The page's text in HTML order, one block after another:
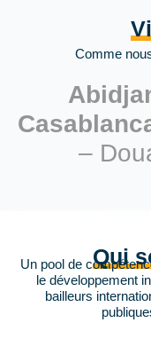
Comme
–
Qui
Un pool de
le développement
bailleurs